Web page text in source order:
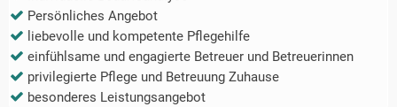
Persönliches Angebot
liebevolle und kompetente Pflegehilfe
einfühlsame und engagierte Betreuer und Betreuerinnen
privilegierte Pflege und Betreuung Zuhause
besonderes Leistungsangebot